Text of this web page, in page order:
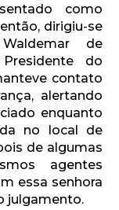
como
dirigiu-se
de
do
contato
alertando
enquanto
no local de
de algumas
agentes
essa senhora
julgamento.